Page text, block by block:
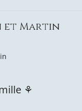
et Martin
⚘️